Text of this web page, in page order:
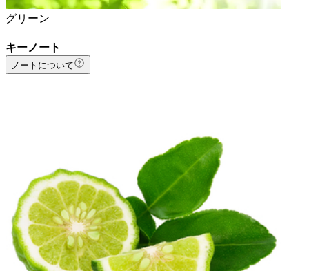
グリーン
キーノート
ノートについて